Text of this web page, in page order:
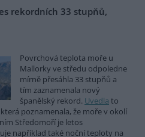
rekordních 33 stupňů,
Povrchová teplota moře u
Mallorky ve středu odpoledne
mírně přesáhla 33 stupňů a
tím zaznamenala nový
španělský rekord. Uvedla to
poznamenala, že moře v okolí
Středomoří je letos
například také noční teploty na